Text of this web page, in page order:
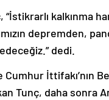
“İstikrarlı
depremden,
dedi.
İttifakı’nın
Tunç, daha sonra